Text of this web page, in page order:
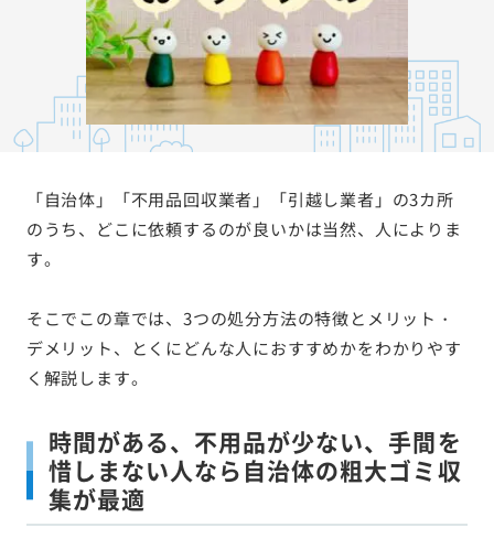
「自治体」「不用品回収業者」「引越し業者」の3カ所
のうち、どこに依頼するのが良いかは当然、人によりま
す。
そこでこの章では、3つの処分方法の特徴とメリット・
デメリット、とくにどんな人におすすめかをわかりやす
く解説します。
時間がある、不用品が少ない、手間を
惜しまない人なら自治体の粗大ゴミ収
集が最適